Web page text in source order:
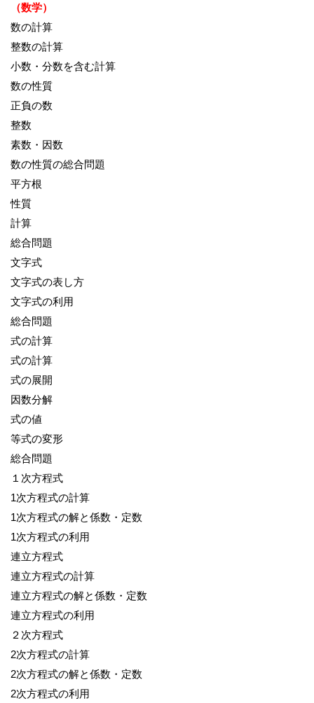
（数学）
数の計算
整数の計算
小数・分数を含む計算
数の性質
正負の数
整数
素数・因数
数の性質の総合問題
平方根
性質
計算
総合問題
文字式
文字式の表し方
文字式の利用
総合問題
式の計算
式の計算
式の展開
因数分解
式の値
等式の変形
総合問題
１次方程式
1次方程式の計算
1次方程式の解と係数・定数
1次方程式の利用
連立方程式
連立方程式の計算
連立方程式の解と係数・定数
連立方程式の利用
２次方程式
2次方程式の計算
2次方程式の解と係数・定数
2次方程式の利用